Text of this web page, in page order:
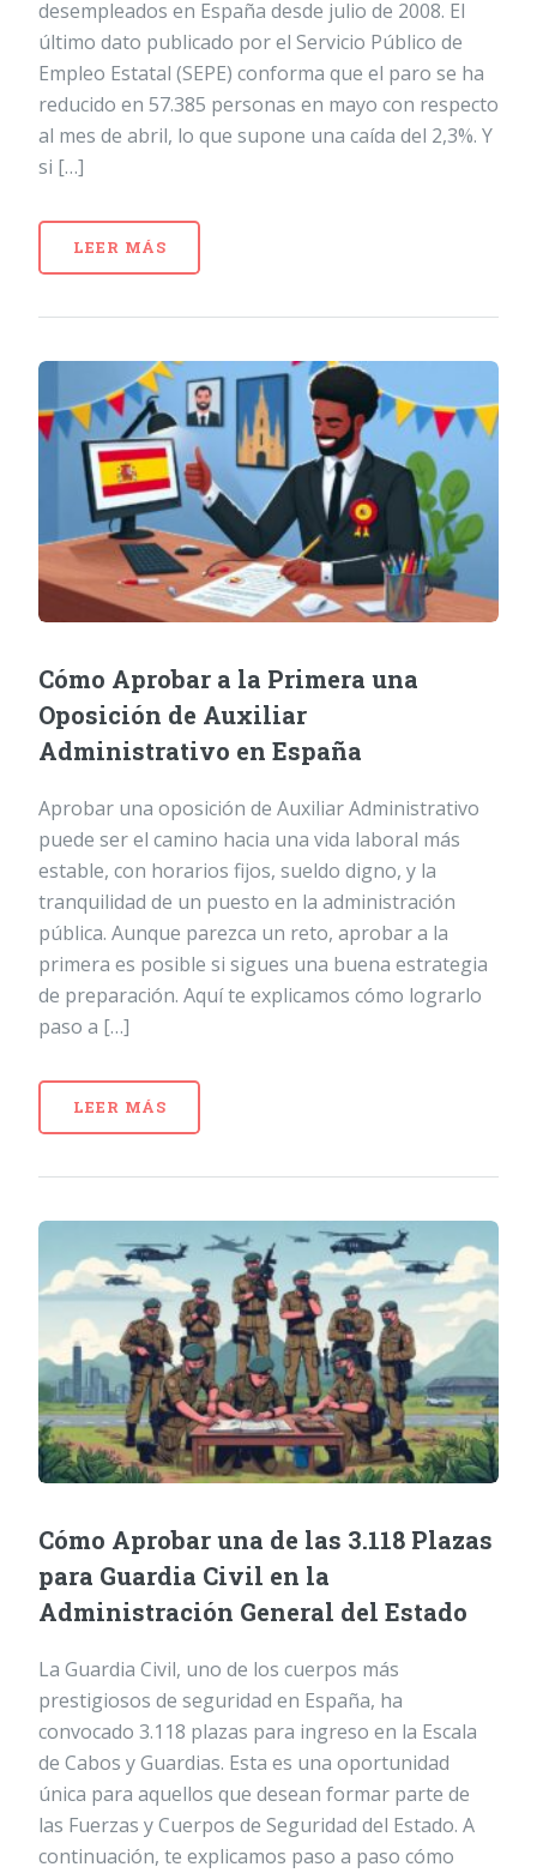
desempleados en España desde julio de 2008. El
último dato publicado por el Servicio Público de
Empleo Estatal (SEPE) conforma que el paro se ha
reducido en 57.385 personas en mayo con respecto
al mes de abril, lo que supone una caída del 2,3%. Y
si […]
LEER MÁS
Cómo Aprobar a la Primera una
Oposición de Auxiliar
Administrativo en España
Aprobar una oposición de Auxiliar Administrativo
puede ser el camino hacia una vida laboral más
estable, con horarios fijos, sueldo digno, y la
tranquilidad de un puesto en la administración
pública. Aunque parezca un reto, aprobar a la
primera es posible si sigues una buena estrategia
de preparación. Aquí te explicamos cómo lograrlo
paso a […]
LEER MÁS
Cómo Aprobar una de las 3.118 Plazas
para Guardia Civil en la
Administración General del Estado
La Guardia Civil, uno de los cuerpos más
prestigiosos de seguridad en España, ha
convocado 3.118 plazas para ingreso en la Escala
de Cabos y Guardias. Esta es una oportunidad
única para aquellos que desean formar parte de
las Fuerzas y Cuerpos de Seguridad del Estado. A
continuación, te explicamos paso a paso cómo